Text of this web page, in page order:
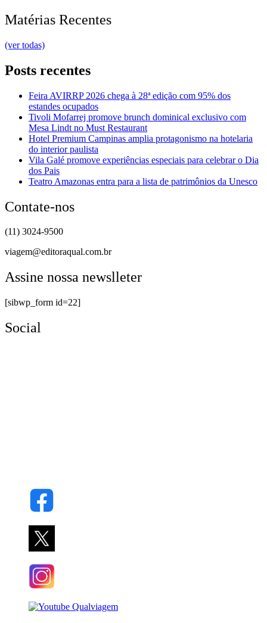
Matérias Recentes
(ver todas)
Posts recentes
Feira AVIRRP 2026 chega à 28ª edição com 95% dos
estandes ocupados
Tivoli Mofarrej promove brunch dominical exclusivo com
Mesa Lindt no Must Restaurant
Hotel Premium Campinas amplia protagonismo na hotelaria
do interior paulista
Vila Galé promove experiências especiais para celebrar o Dia
dos Pais
Teatro Amazonas entra para a lista de patrimônios da Unesco
Contate-nos
(11) 3024-9500
viagem@editoraqual.com.br
Assine nossa newslleter
[sibwp_form id=22]
Social